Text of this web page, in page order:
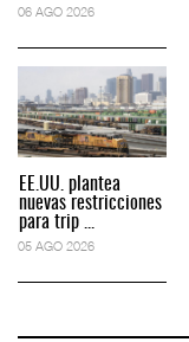
06 AGO 2026
EE.UU. plantea
nuevas restricciones
para trip ...
05 AGO 2026